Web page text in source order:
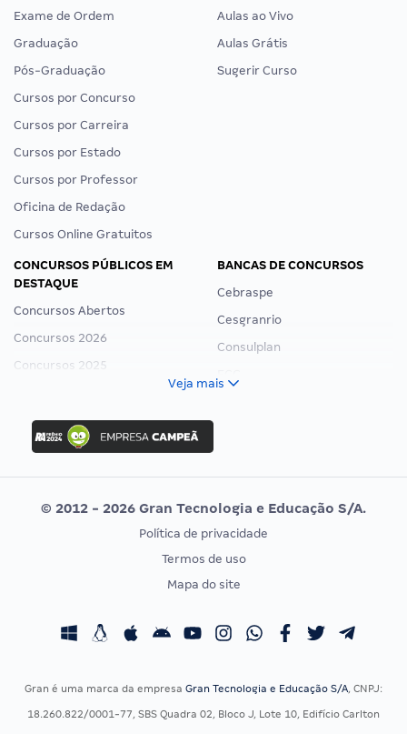
Exame de Ordem
Graduação
Pós-Graduação
Cursos por Concurso
Cursos por Carreira
Cursos por Estado
Cursos por Professor
Oficina de Redação
Cursos Online Gratuitos
Aulas ao Vivo
Aulas Grátis
Sugerir Curso
CONCURSOS PÚBLICOS EM
DESTAQUE
Concursos Abertos
Concursos 2026
Concursos 2025
Concurso Ibama
Concurso MPU
Editais publicados
BANCAS DE CONCURSOS
Cebraspe
Cesgranrio
Consulplan
Vunesp
CONCURSOS POR PROFISSÃO
Concursos Fiscais
EXAME DE ORDEM
Calendário OAB
Veja mais
© 2012 - 2026 Gran Tecnologia e Educação S/A.
Política de privacidade
Termos de uso
Mapa do site
Gran é uma marca da empresa Gran Tecnologia e Educação S/A, CNPJ:
18.260.822/0001-77, SBS Quadra 02, Bloco J, Lote 10, Edifício Carlton